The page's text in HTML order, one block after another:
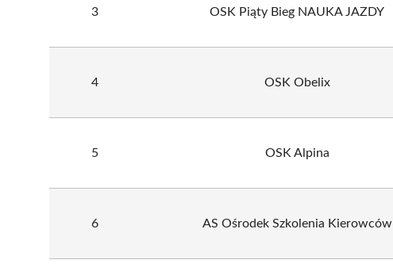
3 OSK Piąty Bieg NAUKA JAZDY
4 OSK Obelix
5 OSK Alpina
6 AS Ośrodek Szkolenia Kierowców